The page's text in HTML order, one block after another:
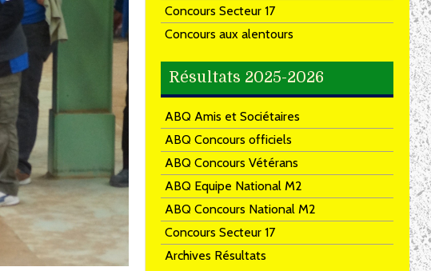
Concours Secteur 17
Concours aux alentours
Résultats 2025-2026
ABQ Amis et Sociétaires
ABQ Concours officiels
ABQ Concours Vétérans
ABQ Equipe National M2
ABQ Concours National M2
Concours Secteur 17
Archives Résultats